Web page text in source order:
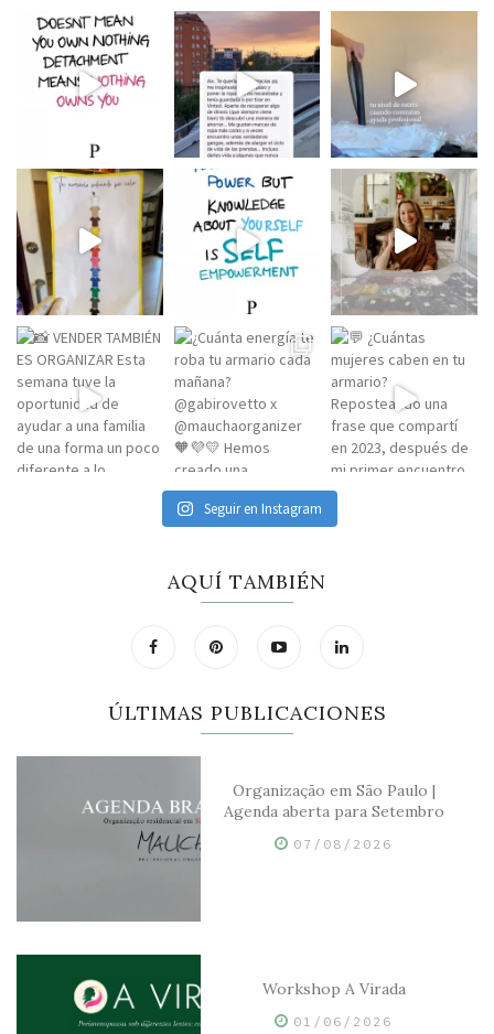
Seguir en Instagram
AQUÍ TAMBIÉN
ÚLTIMAS PUBLICACIONES
Organização em São Paulo |
Agenda aberta para Setembro
07/08/2026
Workshop A Virada
01/06/2026